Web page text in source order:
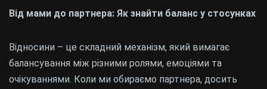
Від мами до партнера: Як знайти баланс у стосунках
Відносини – це складний механізм, який вимагає
балансування між різними ролями, емоціями та
очікуваннями. Коли ми обираємо партнера, досить